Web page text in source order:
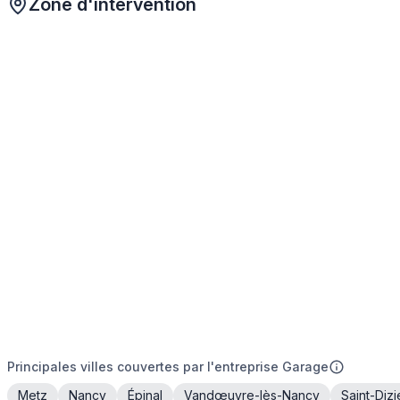
Zone d'intervention
Principales villes couvertes par l'entreprise Garage
Metz
Nancy Épinal Vandœuvre-lès-Nancy Saint-